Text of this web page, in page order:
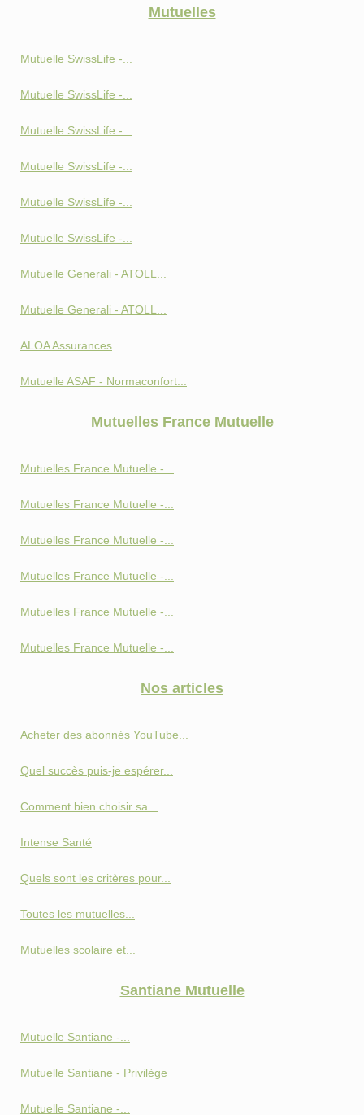
Mutuelles
Mutuelle SwissLife -...
Mutuelle SwissLife -...
Mutuelle SwissLife -...
Mutuelle SwissLife -...
Mutuelle SwissLife -...
Mutuelle SwissLife -...
Mutuelle Generali - ATOLL...
Mutuelle Generali - ATOLL...
ALOA Assurances
Mutuelle ASAF - Normaconfort...
Mutuelles France Mutuelle
Mutuelles France Mutuelle -...
Mutuelles France Mutuelle -...
Mutuelles France Mutuelle -...
Mutuelles France Mutuelle -...
Mutuelles France Mutuelle -...
Mutuelles France Mutuelle -...
Nos articles
Acheter des abonnés YouTube...
Quel succès puis-je espérer...
Comment bien choisir sa...
Intense Santé
Quels sont les critères pour...
Toutes les mutuelles...
Mutuelles scolaire et...
Santiane Mutuelle
Mutuelle Santiane -...
Mutuelle Santiane - Privilège
Mutuelle Santiane -...